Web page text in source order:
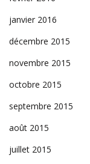
janvier 2016
décembre 2015
novembre 2015
octobre 2015
septembre 2015
août 2015
juillet 2015